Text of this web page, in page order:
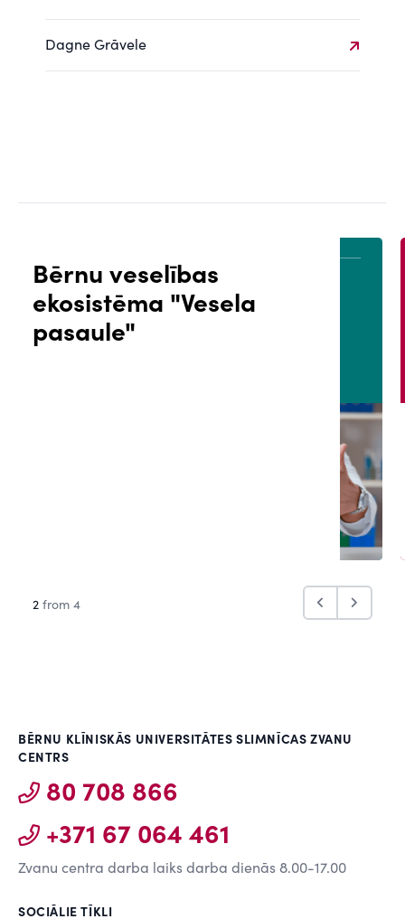
Dagne Grāvele
Bērnu veselības
ekosistēma "Vesela
pasaule"
PACIENTA PORTĀLS
2 from 4
BĒRNU KLĪNISKĀS UNIVERSITĀTES SLIMNĪCAS ZVANU
CENTRS
80 708 866
+371 67 064 461
Zvanu centra darba laiks darba dienās 8.00-17.00
SOCIĀLIE TĪKLI